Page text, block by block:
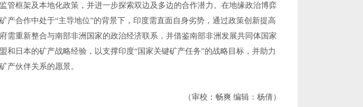
管框架及本地化政策，并进一步探索双边及多边的合作潜力。在地缘政治博弈
产合作中处于“主导地位”的背景下，印度需直面自身劣势，通过政策创新提高
需重新整合与南部非洲国家的政治经济联系，并借鉴南部非洲发展共同体国家
和日本的矿产战略经验，以支撑印度“国家关键矿产任务”的战略目标，并助力
产伙伴关系的愿景。
（审校：畅爽 编辑：杨倩）